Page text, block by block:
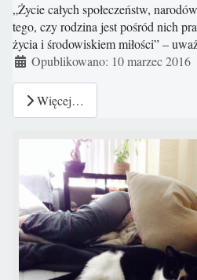
„Życie całych społeczeństw,
tego, czy rodzina jest pośród nich
życia i środowiskiem miłości” –
Szczegóły
Opublikowano: 10 marzec 2016
Więcej…